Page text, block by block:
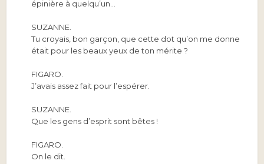
épinière à quelqu’un…
SUZANNE.
Tu croyais, bon garçon, que cette dot qu’on me donne
était pour les beaux yeux de ton mérite ?
FIGARO.
J’avais assez fait pour l’espérer.
SUZANNE.
Que les gens d’esprit sont bêtes !
FIGARO.
On le dit.